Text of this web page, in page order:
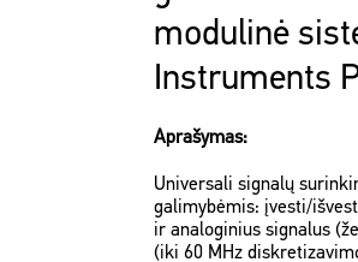
modulinė
Instruments
Aprašymas:
Universali signalų
galimybėmis: įvesti/
ir analoginius signalus
(iki 60 MHz